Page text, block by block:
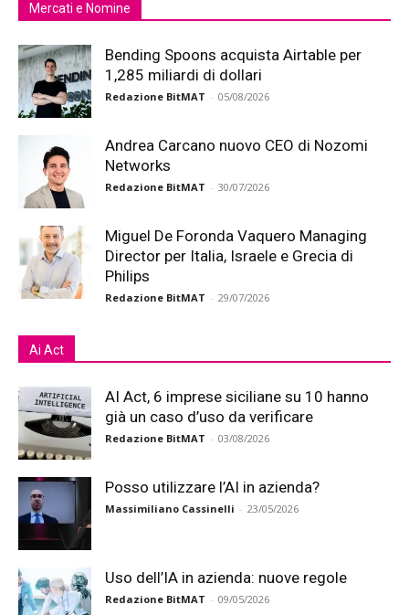
Mercati e Nomine
Bending Spoons acquista Airtable per
1,285 miliardi di dollari
Redazione BitMAT - 05/08/2026
Andrea Carcano nuovo CEO di Nozomi
Networks
Redazione BitMAT - 30/07/2026
Miguel De Foronda Vaquero Managing
Director per Italia, Israele e Grecia di
Philips
Redazione BitMAT - 29/07/2026
Ai Act
AI Act, 6 imprese siciliane su 10 hanno
già un caso d’uso da verificare
Redazione BitMAT - 03/08/2026
Posso utilizzare l’AI in azienda?
Massimiliano Cassinelli - 23/05/2026
Uso dell’IA in azienda: nuove regole
Redazione BitMAT - 09/05/2026